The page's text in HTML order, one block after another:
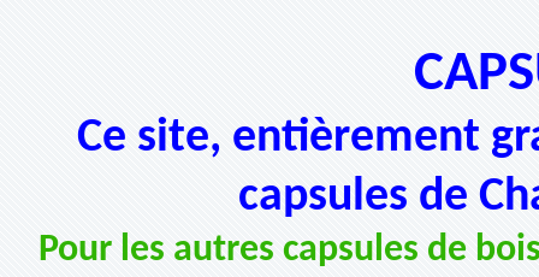
Ce site, entièrement
capsules de
Pour les autres capsules de